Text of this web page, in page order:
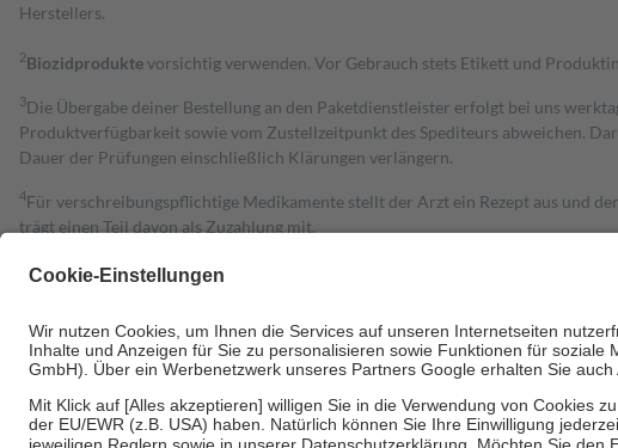
Herstellers.
2Biozidproduktevorsichtig verwenden. Vor Gebrauch stets Etikett und
3Die Übergabe deiner Bestellung an den Paketdienstleister erfolgt bei uns
Produktverfügbarkeit sowie vom Zustellzeitpunkt des Spediteurs abweichen.
Dauer der Prüfungen einschließlich Klärungen verlängern.
4Für verschreibungspflichtige Medikamente stellt der Arzt ein Rezept aus und
trägt einen Teil davon als Zuzahlung mit.
zu entrichten.
Bei Heilmitteln und häuslicher Krankenpflege beträgt die Zuzahlung zehn
Um das Engagement der Versicherten für ihre eigene Gesundheit zu stärken
• Kindern und Jugendlichen bis zum vollendeten 18. Lebensjahr mit Ausnahme
• Untersuchungen zur Vorsorge und Früherkennung, die von der GKV getragen
• empfohlenen Schutzimpfungen